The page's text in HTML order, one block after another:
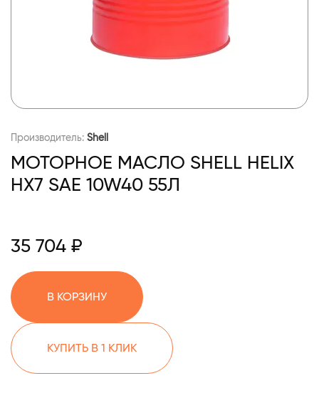
Производитель: Shell
МОТОРНОЕ МАСЛО SHELL HELIX
HX7 SAE 10W40 55Л
35 704 ₽
В КОРЗИНУ
КУПИТЬ В 1 КЛИК